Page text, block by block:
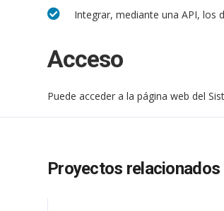
Integrar, mediante una API, los
Acceso
Puede acceder a la página web del
Proyectos relacionados